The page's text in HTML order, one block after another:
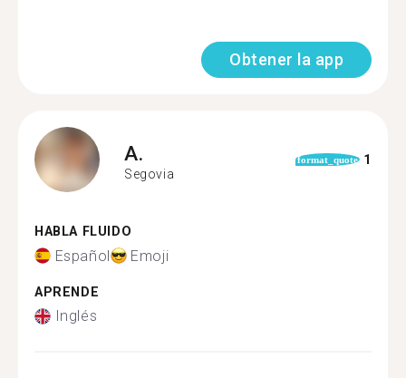
Obtener la app
A.
Segovia
format_quote 1
HABLA FLUIDO
Español Emoji
APRENDE
Inglés